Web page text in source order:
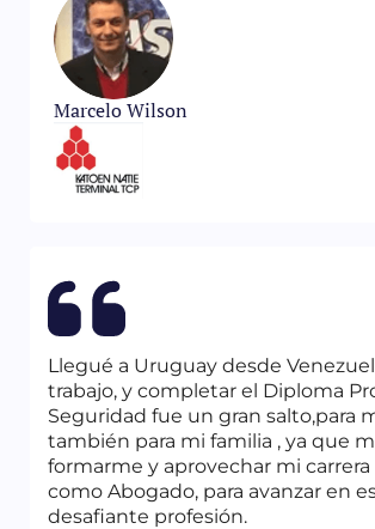
Marcelo Wilson
Llegué a Uruguay desde
trabajo, y completar el Diploma
Seguridad fue un gran salto,para
también para mi familia , ya que
formarme y aprovechar mi carrera
como Abogado, para avanzar en
desafiante profesión.